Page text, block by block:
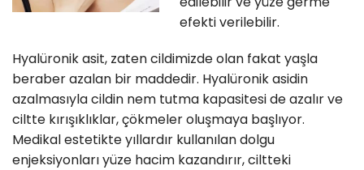
efekti verilebilir.
Hyalüronik asit, zaten cildimizde olan fakat yaşla
beraber azalan bir maddedir. Hyalüronik asidin
azalmasıyla cildin nem tutma kapasitesi de azalır ve
ciltte kırışıklıklar, çökmeler oluşmaya başlıyor.
Medikal estetikte yıllardır kullanılan dolgu
enjeksiyonları yüze hacim kazandırır, ciltteki